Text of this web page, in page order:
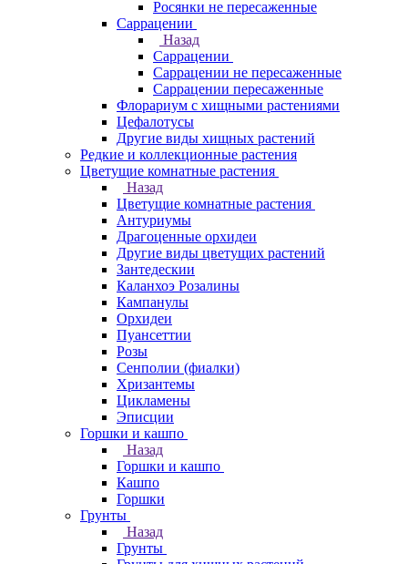
Росянки не пересаженные
Саррацении
Назад
Саррацении
Саррацении не пересаженные
Саррацении пересаженные
Флорариум с хищными растениями
Цефалотусы
Другие виды хищных растений
Редкие и коллекционные растения
Цветущие комнатные растения
Назад
Цветущие комнатные растения
Антуриумы
Драгоценные орхидеи
Другие виды цветущих растений
Зантедескии
Каланхоэ Розалины
Кампанулы
Орхидеи
Пуансеттии
Розы
Сенполии (фиалки)
Хризантемы
Цикламены
Эписции
Горшки и кашпо
Назад
Горшки и кашпо
Кашпо
Горшки
Грунты
Назад
Грунты